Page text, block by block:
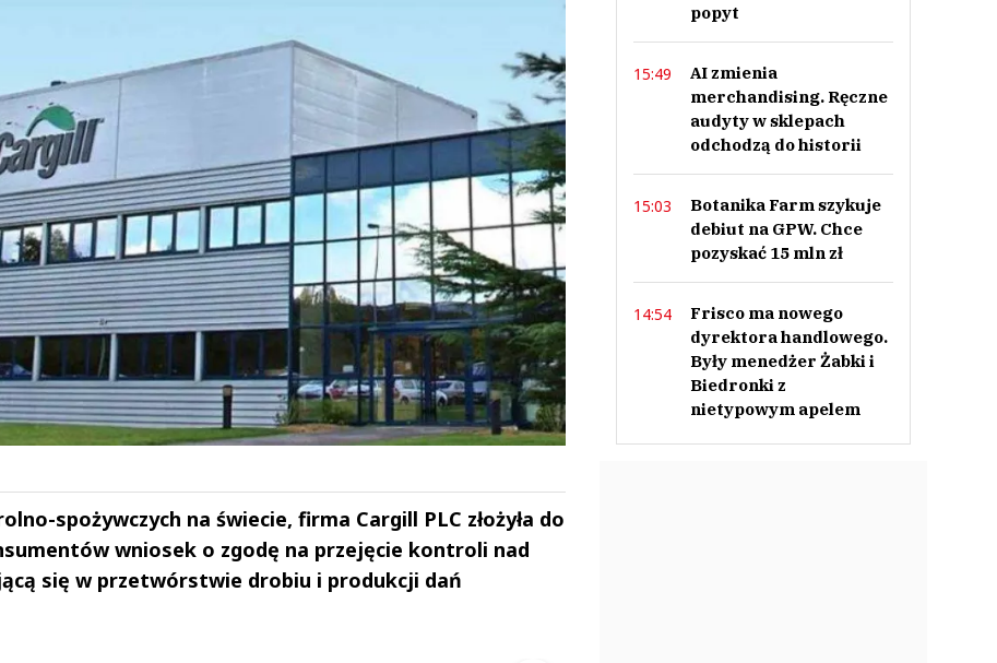
spożywczych na świecie, firma Cargill PLC złożyła do
wniosek o zgodę na przejęcie kontroli nad
się w przetwórstwie drobiu i produkcji dań
popyt
15:49
AI zmienia
merchandising. Ręczne
audyty w sklepach
odchodzą do historii
15:03
Botanika Farm szykuje
debiut na GPW. Chce
pozyskać 15 mln zł
14:54
Frisco ma nowego
dyrektora handlowego.
Były menedżer Żabki i
Biedronki z
nietypowym apelem